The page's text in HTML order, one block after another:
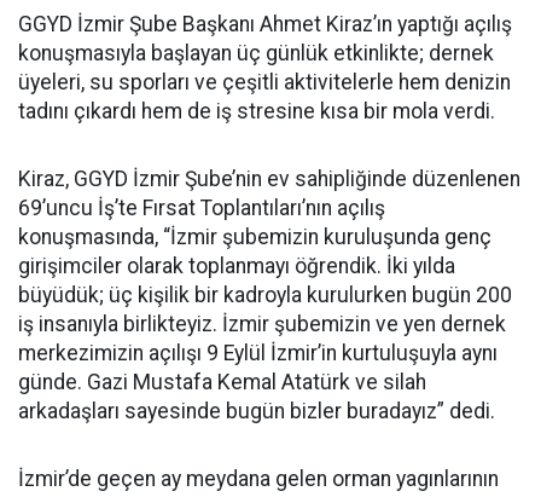
GGYD İzmir Şube Başkanı Ahmet Kiraz’ın yaptığı açılış
konuşmasıyla başlayan üç günlük etkinlikte; dernek
üyeleri, su sporları ve çeşitli aktivitelerle hem denizin
tadını çıkardı hem de iş stresine kısa bir mola verdi.
Kiraz, GGYD İzmir Şube’nin ev sahipliğinde düzenlenen
69’uncu İş’te Fırsat Toplantıları’nın açılış
konuşmasında, “İzmir şubemizin kuruluşunda genç
girişimciler olarak toplanmayı öğrendik. İki yılda
büyüdük; üç kişilik bir kadroyla kurulurken bugün 200
iş insanıyla birlikteyiz. İzmir şubemizin ve yen dernek
merkezimizin açılışı 9 Eylül İzmir’in kurtuluşuyla aynı
günde. Gazi Mustafa Kemal Atatürk ve silah
arkadaşları sayesinde bugün bizler buradayız” dedi.
İzmir’de geçen ay meydana gelen orman yagınlarının